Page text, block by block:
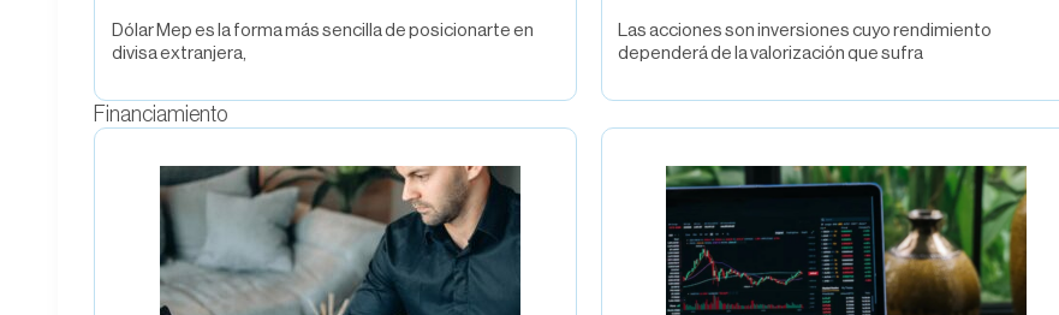
Dólar Mep es la forma más sencilla de posicionarte en
divisa extranjera,
Las acciones son inversiones cuyo rendimiento
dependerá de la valorización que sufra
Financiamiento